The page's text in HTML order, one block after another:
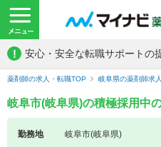
! 安心・安全な転職サポートの
薬剤師の求人・転職TOP 岐阜県の薬剤師求人
岐阜市(岐阜県)の積極採用中
勤務地
岐阜市(岐阜県)